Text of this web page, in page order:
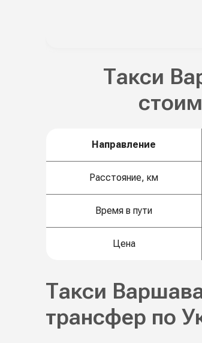
Такси
Направление
Расстояние, км
Время в пути
Цена
Такси
трансфер по